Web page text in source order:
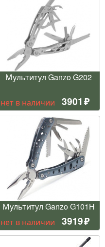
Мультитул Ganzo G202
нет в наличии 3901
Мультитул Ganzo G101H
нет в наличии
3919